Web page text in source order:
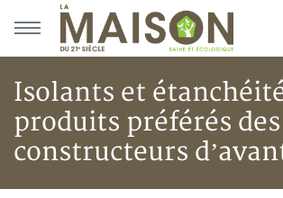
Aller au menu principal
Aller au contenu principal
Isolants et
produits préférés des
constructeurs